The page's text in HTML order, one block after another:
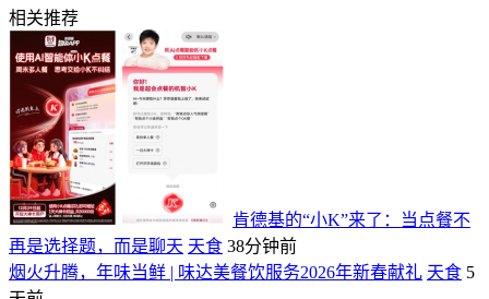
相关推荐
肯德基的“小K”来了：当点餐不
再是选择题，而是聊天 天食 38分钟前
烟火升腾，年味当鲜 | 味达美餐饮服务2026年新春献礼 天食 5